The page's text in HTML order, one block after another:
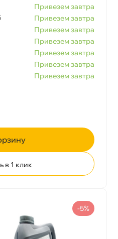
Привезем завтра
Привезем завтра
Привезем завтра
Привезем завтра
Привезем завтра
Привезем завтра
Привезем завтра
в 1 клик
-5%